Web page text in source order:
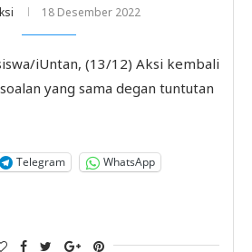
18 Desember 2022
iUntan, (13/12) Aksi kembali
yang sama degan tuntutan
Telegram WhatsApp